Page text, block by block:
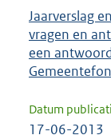
Jaarverslag
vragen en
een
Datum
17-06-2013